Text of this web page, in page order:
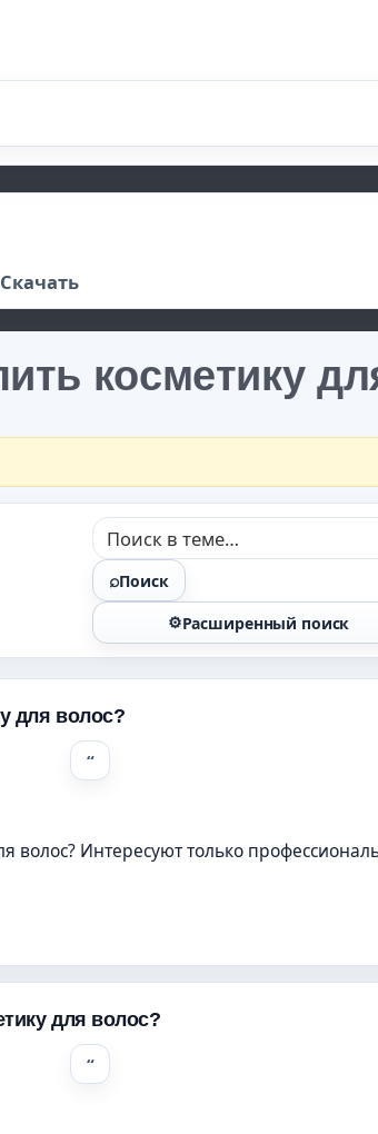
Скачать
косметику
Поиск
Расширенный поиск
для волос?
волос? Интересуют только
для волос?